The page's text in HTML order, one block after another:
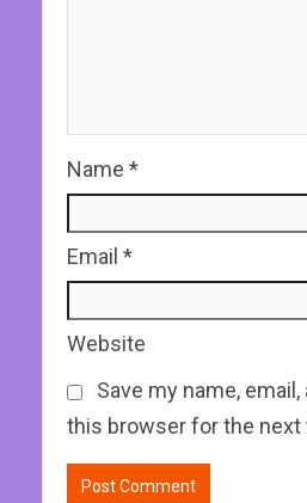
Name *
Email *
Website
Save my name,
this browser for the